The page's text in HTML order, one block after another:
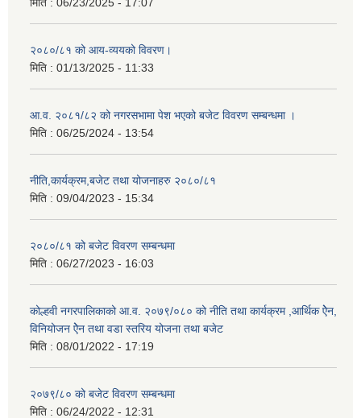
मिति : 06/23/2025 - 17:07
२०८०/८१ को आय-व्ययको विवरण।
मिति : 01/13/2025 - 11:33
आ.व. २०८१/८२ को नगरसभामा पेश भएको बजेट विवरण सम्बन्धमा ।
मिति : 06/25/2024 - 13:54
नीति,कार्यक्रम,बजेट तथा योजनाहरु २०८०/८१
मिति : 09/04/2023 - 15:34
२०८०/८१ को बजेट विवरण सम्बन्धमा
मिति : 06/27/2023 - 16:03
कोल्हवी नगरपालिकाको आ.व. २०७९/०८० को नीति तथा कार्यक्रम ,आर्थिक ऐेन,
विनियोजन ऐेन तथा वडा स्तरिय योजना तथा बजेट
मिति : 08/01/2022 - 17:19
२०७९/८० को बजेट विवरण सम्बन्धमा
मिति : 06/24/2022 - 12:31